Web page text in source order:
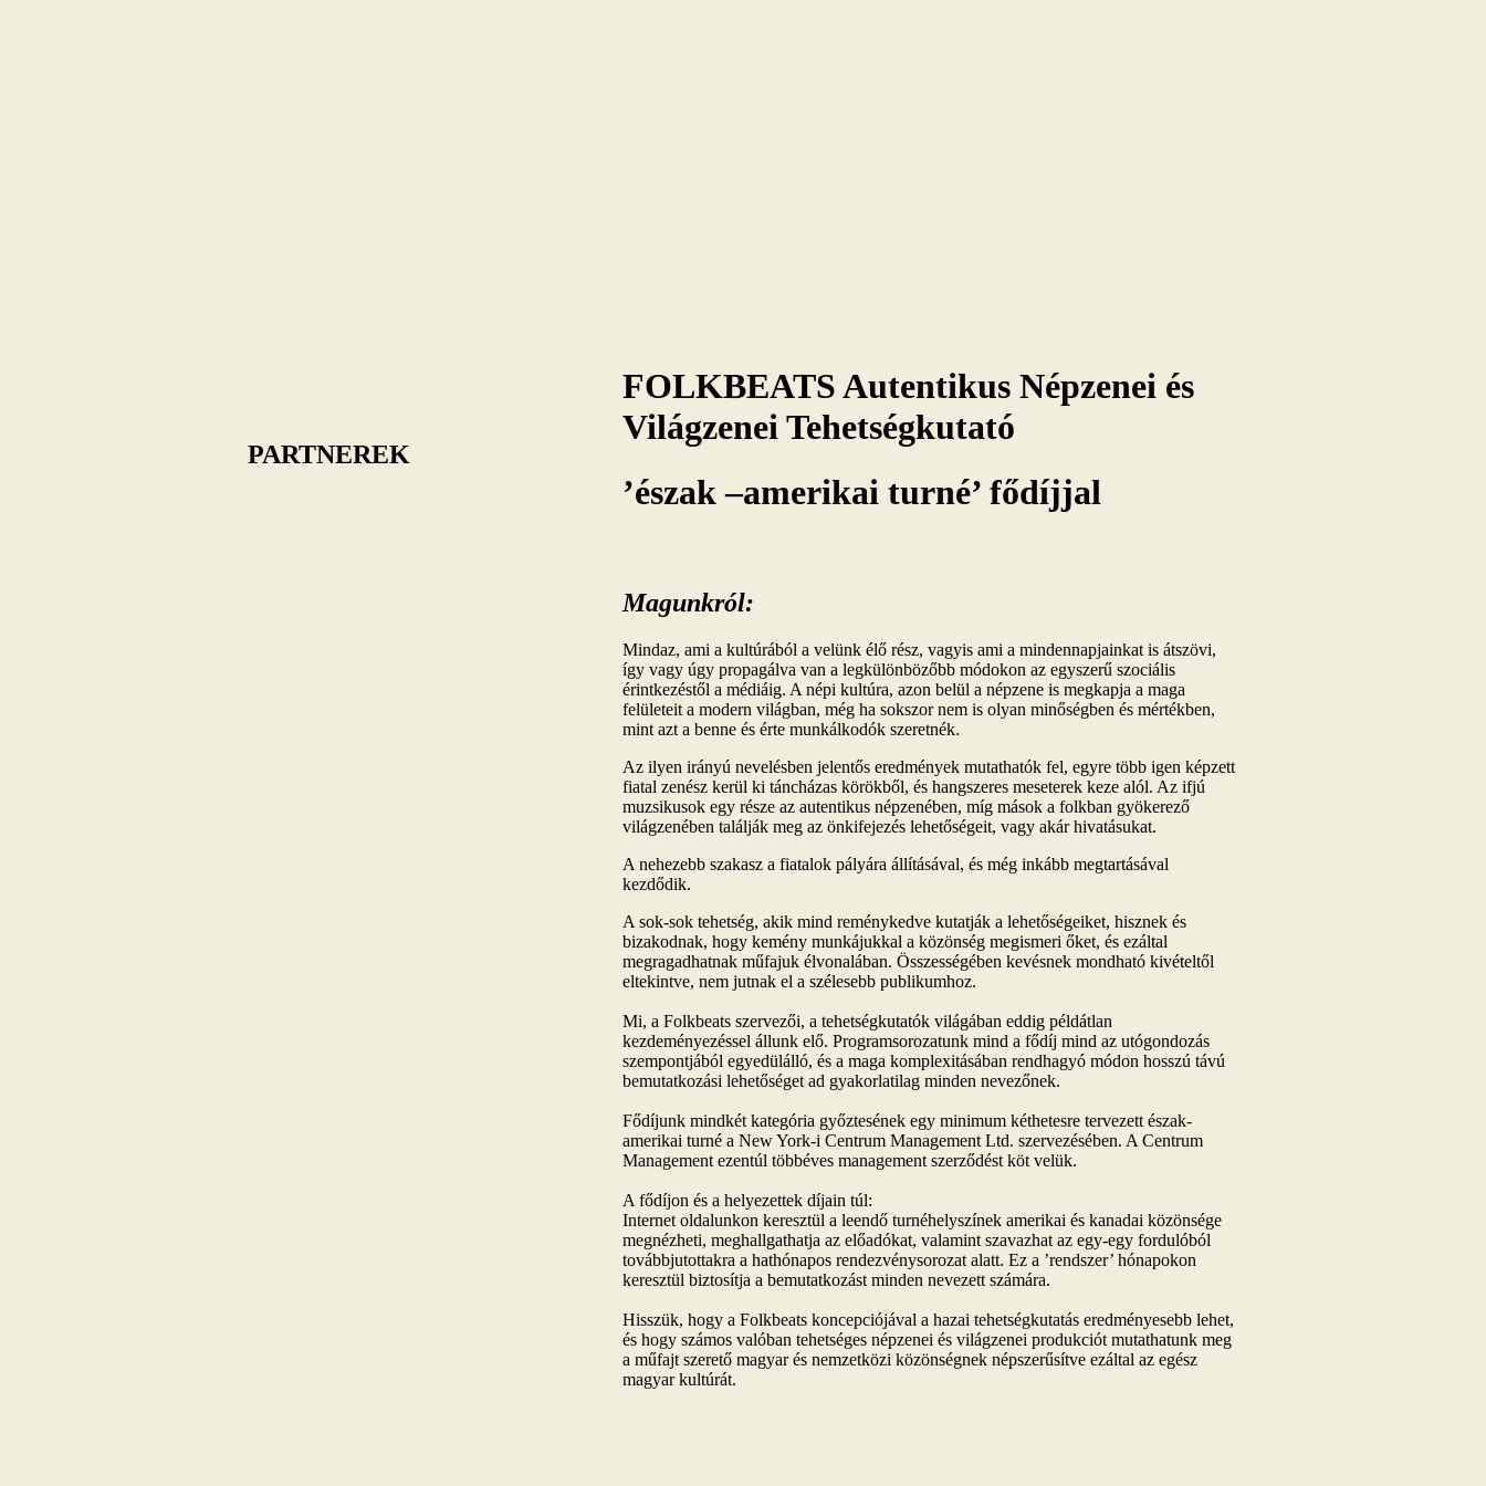
PARTNEREK
FOLKBEATS Autentikus Népzenei és
Világzenei Tehetségkutató
’észak –amerikai turné’ fődíjjal
Magunkról:
Mindaz, ami a kultúrából a velünk élő rész, vagyis ami a mindennapjainkat is átszövi,
így vagy úgy propagálva van a legkülönbözőbb módokon az egyszerű szociális
érintkezéstől a médiáig. A népi kultúra, azon belül a népzene is megkapja a maga
felületeit a modern világban, még ha sokszor nem is olyan minőségben és mértékben,
mint azt a benne és érte munkálkodók szeretnék.
Az ilyen irányú nevelésben jelentős eredmények mutathatók fel, egyre több igen képzett
fiatal zenész kerül ki táncházas körökből, és hangszeres meseterek keze alól. Az ifjú
muzsikusok egy része az autentikus népzenében, míg mások a folkban gyökerező
világzenében találják meg az önkifejezés lehetőségeit, vagy akár hivatásukat.
A nehezebb szakasz a fiatalok pályára állításával, és még inkább megtartásával
kezdődik.
A sok-sok tehetség, akik mind reménykedve kutatják a lehetőségeiket, hisznek és
bizakodnak, hogy kemény munkájukkal a közönség megismeri őket, és ezáltal
megragadhatnak műfajuk élvonalában. Összességében kevésnek mondható kivételtől
eltekintve, nem jutnak el a szélesebb publikumhoz.
Mi, a Folkbeats szervezői, a tehetségkutatók világában eddig példátlan
kezdeményezéssel állunk elő. Programsorozatunk mind a fődíj mind az utógondozás
szempontjából egyedülálló, és a maga komplexitásában rendhagyó módon hosszú távú
bemutatkozási lehetőséget ad gyakorlatilag minden nevezőnek.
Fődíjunk mindkét kategória győztesének egy minimum kéthetesre tervezett észak-
amerikai turné a New York-i Centrum Management Ltd. szervezésében. A Centrum
Management ezentúl többéves management szerződést köt velük.
A fődíjon és a helyezettek díjain túl:
Internet oldalunkon keresztül a leendő turnéhelyszínek amerikai és kanadai közönsége
megnézheti, meghallgathatja az előadókat, valamint szavazhat az egy-egy fordulóból
továbbjutottakra a hathónapos rendezvénysorozat alatt. Ez a ’rendszer’ hónapokon
keresztül biztosítja a bemutatkozást minden nevezett számára.
Hisszük, hogy a Folkbeats koncepciójával a hazai tehetségkutatás eredményesebb lehet,
és hogy számos valóban tehetséges népzenei és világzenei produkciót mutathatunk meg
a műfajt szerető magyar és nemzetközi közönségnek népszerűsítve ezáltal az egész
magyar kultúrát.